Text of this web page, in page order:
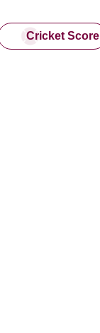
Cricket Score